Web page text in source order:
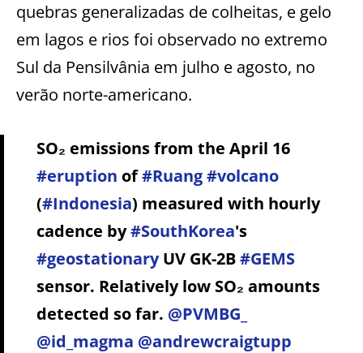
quebras generalizadas de colheitas, e gelo
em lagos e rios foi observado no extremo
Sul da Pensilvânia em julho e agosto, no
verão norte-americano.
SO₂ emissions from the April 16
#eruption of#Ruang#volcano
(#Indonesia) measured with hourly
cadence by#SouthKorea's
#geostationaryUV GK-2B#GEMS
sensor. Relatively low SO₂ amounts
detected so far. @PVMBG_
@id_magma @andrewcraigtupp